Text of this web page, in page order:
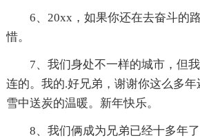
6、20xx，如果你还在去奋斗的
惜。
7、我们身处不一样的城市，但
连的。我的.好兄弟，谢谢你这么多
雪中送炭的温暖。新年快乐。
8、我们俩成为兄弟已经十多年